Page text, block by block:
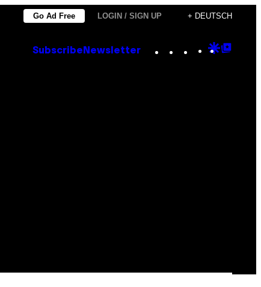
Go Ad Free LOGIN / SIGN UP + DEUTSCH
Subscribe Newsletter Instagram
TikTok
YouTube
Google